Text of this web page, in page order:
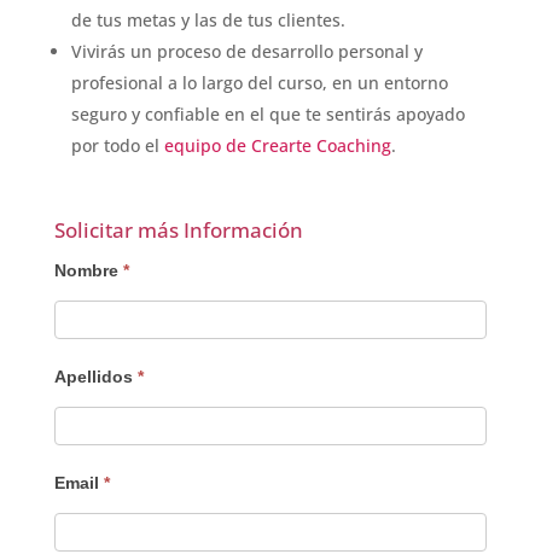
de tus metas y las de tus clientes.
Vivirás un proceso de desarrollo personal y
profesional a lo largo del curso, en un entorno
seguro y confiable en el que te sentirás apoyado
por todo el equipo de Crearte Coaching.
Solicitar más Información
Interesado
Nombre *
Apellidos *
Email *